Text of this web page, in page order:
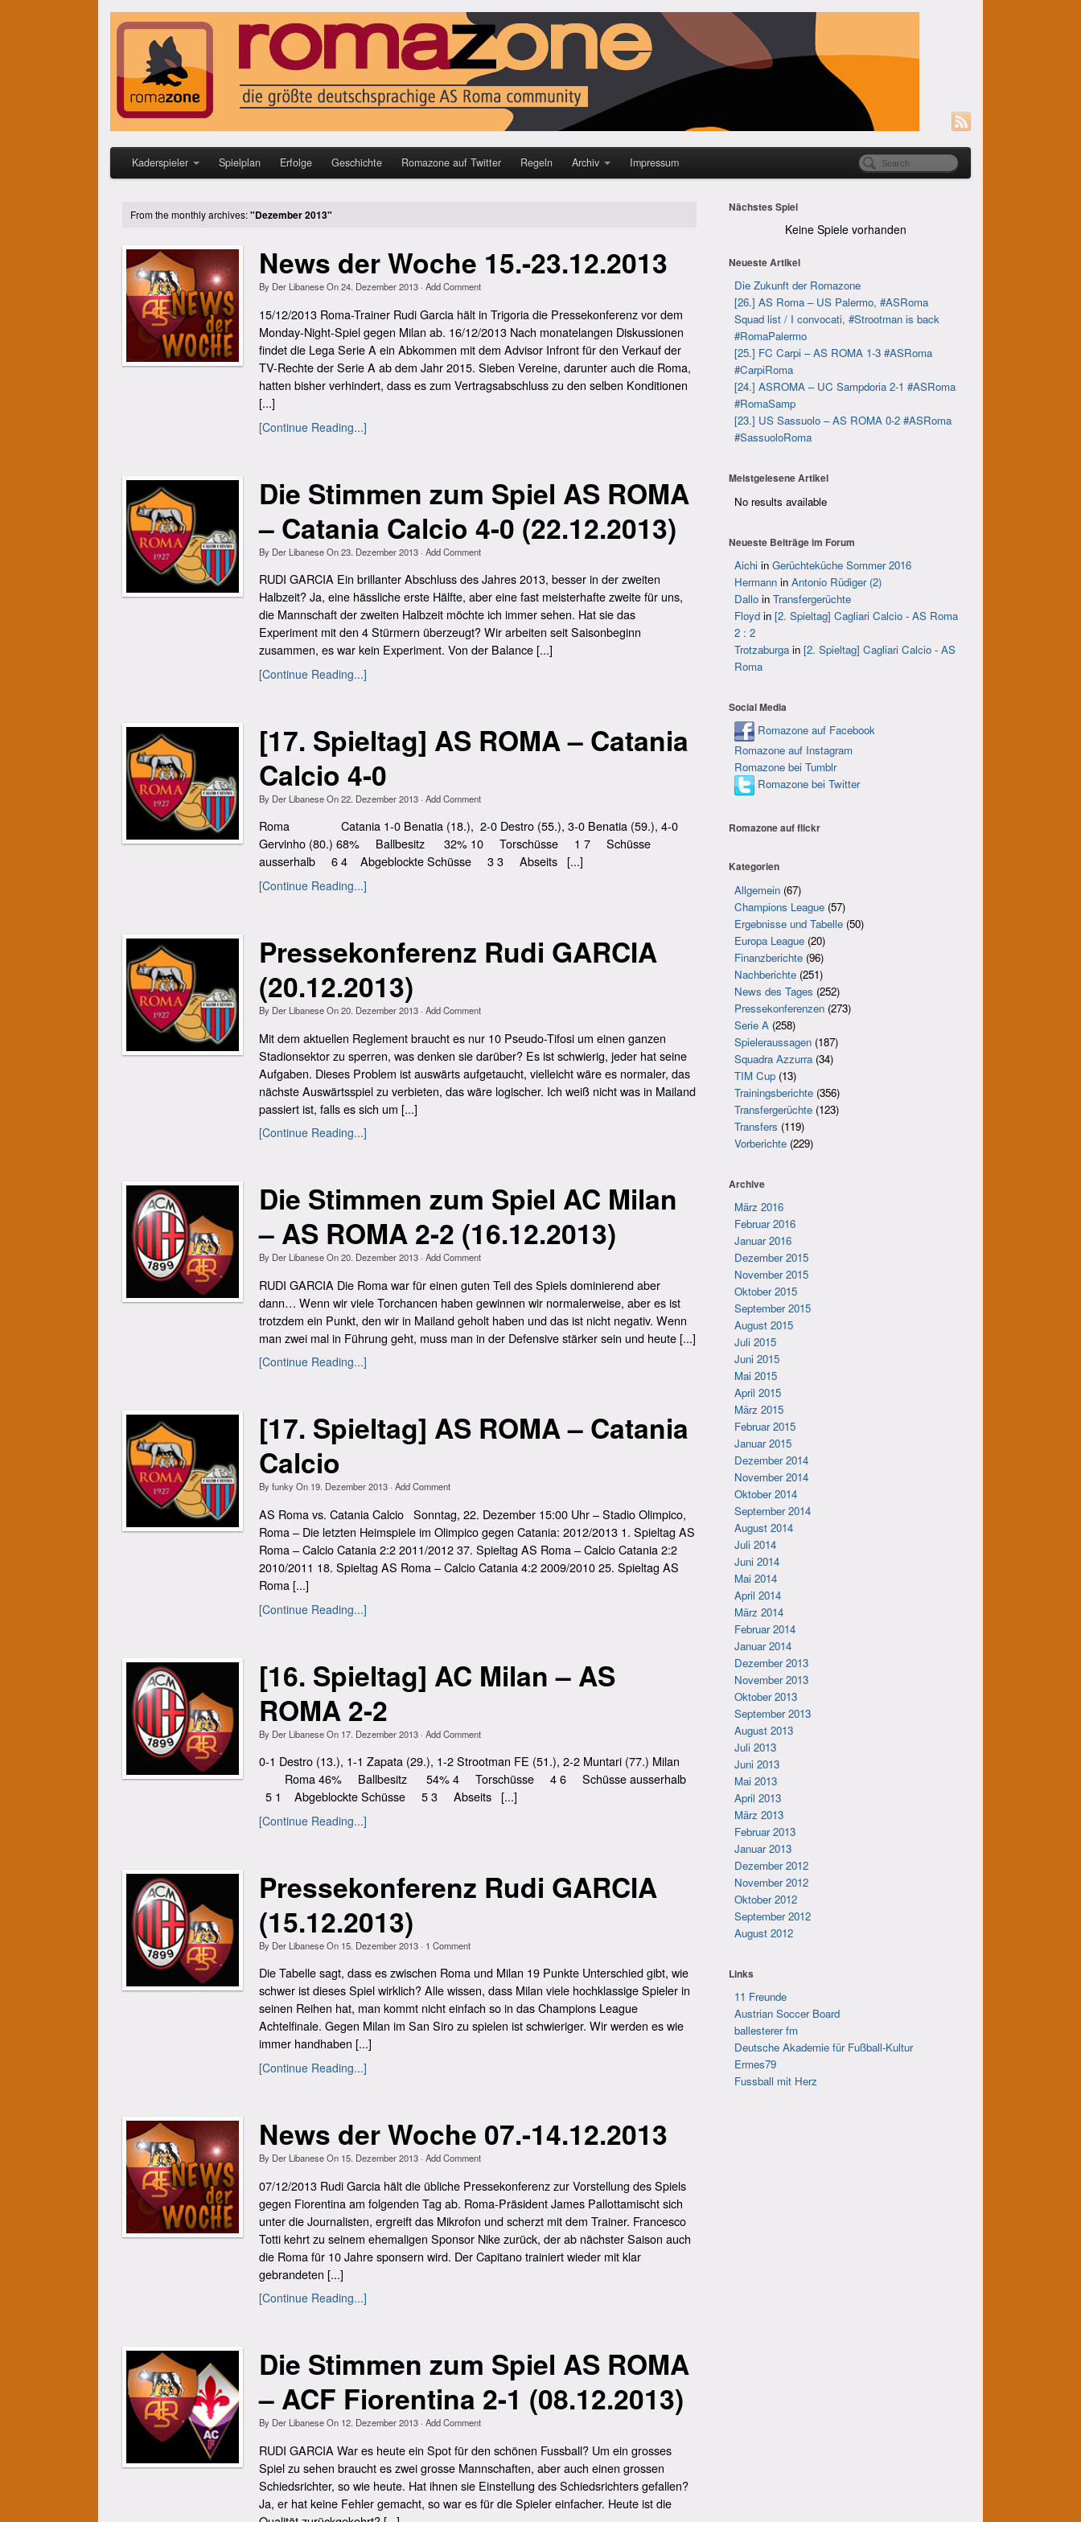
Kaderspieler Spielplan Erfolge Geschichte Romazone auf Twitter Regeln Archiv Impressum
From the monthly archives:"Dezember 2013"
News der Woche 15.-23.12.2013
By Der LibaneseOn24. Dezember 2013 · Add Comment
15/12/2013 Roma-Trainer Rudi Garcia hält in Trigoria die Pressekonferenz vor dem
Monday-Night-Spiel gegen Milan ab. 16/12/2013 Nach monatelangen Diskussionen
findet die Lega Serie A ein Abkommen mit dem Advisor Infront für den Verkauf der
TV-Rechte der Serie A ab dem Jahr 2015. Sieben Vereine, darunter auch die Roma,
hatten bisher verhindert, dass es zum Vertragsabschluss zu den selben Konditionen
[...]
[Continue Reading...]
Die Stimmen zum Spiel AS ROMA
– Catania Calcio 4-0 (22.12.2013)
By Der LibaneseOn23. Dezember 2013 · Add Comment
RUDI GARCIA Ein brillanter Abschluss des Jahres 2013, besser in der zweiten
Halbzeit? Ja, eine hässliche erste Hälfte, aber eine fast meisterhafte zweite für uns,
die Mannschaft der zweiten Halbzeit möchte ich immer sehen. Hat sie das
Experiment mit den 4 Stürmern überzeugt? Wir arbeiten seit Saisonbeginn
zusammen, es war kein Experiment. Von der Balance [...]
[Continue Reading...]
[17. Spieltag] AS ROMA – Catania
Calcio 4-0
By Der LibaneseOn22. Dezember 2013 · Add Comment
Roma Catania 1-0 Benatia (18.), 2-0 Destro (55.), 3-0 Benatia (59.), 4-0
Gervinho (80.) 68% Ballbesitz 32% 10 Torschüsse 1 7 Schüsse
ausserhalb 6 4 Abgeblockte Schüsse 3 3 Abseits [...]
[Continue Reading...]
Pressekonferenz Rudi GARCIA
(20.12.2013)
By Der LibaneseOn20. Dezember 2013 · Add Comment
Mit dem aktuellen Reglement braucht es nur 10 Pseudo-Tifosi um einen ganzen
Stadionsektor zu sperren, was denken sie darüber? Es ist schwierig, jeder hat seine
Aufgaben. Dieses Problem ist auswärts aufgetaucht, vielleicht wäre es normaler, das
nächste Auswärtsspiel zu verbieten, das wäre logischer. Ich weiß nicht was in Mailand
passiert ist, falls es sich um [...]
[Continue Reading...]
Die Stimmen zum Spiel AC Milan
– AS ROMA 2-2 (16.12.2013)
By Der LibaneseOn20. Dezember 2013 · Add Comment
RUDI GARCIA Die Roma war für einen guten Teil des Spiels dominierend aber
dann… Wenn wir viele Torchancen haben gewinnen wir normalerweise, aber es ist
trotzdem ein Punkt, den wir in Mailand geholt haben und das ist nicht negativ. Wenn
man zwei mal in Führung geht, muss man in der Defensive stärker sein und heute [...]
[Continue Reading...]
[17. Spieltag] AS ROMA – Catania
Calcio
ByfunkyOn 19. Dezember 2013 · Add Comment
AS Roma vs. Catania Calcio Sonntag, 22. Dezember 15:00 Uhr – Stadio Olimpico,
Roma – Die letzten Heimspiele im Olimpico gegen Catania: 2012/2013 1. Spieltag AS
Roma – Calcio Catania 2:2 2011/2012 37. Spieltag AS Roma – Calcio Catania 2:2
2010/2011 18. Spieltag AS Roma – Calcio Catania 4:2 2009/2010 25. Spieltag AS
Roma [...]
[Continue Reading...]
[16. Spieltag] AC Milan – AS
ROMA 2-2
By Der LibaneseOn 17. Dezember 2013 · Add Comment
0-1 Destro (13.), 1-1 Zapata (29.), 1-2 Strootman FE (51.), 2-2 Muntari (77.) Milan
Roma 46% Ballbesitz 54% 4 Torschüsse 4 6 Schüsse ausserhalb
5 1 Abgeblockte Schüsse 5 3 Abseits [...]
[Continue Reading...]
Pressekonferenz Rudi GARCIA
(15.12.2013)
By Der LibaneseOn 15. Dezember 2013 · 1 Comment
Die Tabelle sagt, dass es zwischen Roma und Milan 19 Punkte Unterschied gibt, wie
schwer ist dieses Spiel wirklich? Alle wissen, dass Milan viele hochklassige Spieler in
seinen Reihen hat, man kommt nicht einfach so in das Champions League
Achtelfinale. Gegen Milan im San Siro zu spielen ist schwieriger. Wir werden es wie
immer handhaben [...]
[Continue Reading...]
News der Woche 07.-14.12.2013
By Der LibaneseOn 15. Dezember 2013 · Add Comment
07/12/2013 Rudi Garcia hält die übliche Pressekonferenz zur Vorstellung des Spiels
gegen Fiorentina am folgenden Tag ab. Roma-Präsident James Pallottamischt sich
unter die Journalisten, ergreift das Mikrofon und scherzt mit dem Trainer. Francesco
Totti kehrt zu seinem ehemaligen Sponsor Nike zurück, der ab nächster Saison auch
die Roma für 10 Jahre sponsern wird. Der Capitano trainiert wieder mit klar
gebrandeten [...]
[Continue Reading...]
Die Stimmen zum Spiel AS ROMA
– ACF Fiorentina 2-1 (08.12.2013)
By Der LibaneseOn 12. Dezember 2013 · Add Comment
RUDI GARCIA War es heute ein Spot für den schönen Fussball? Um ein grosses
Spiel zu sehen braucht es zwei grosse Mannschaften, aber auch einen grossen
Schiedsrichter, so wie heute. Hat ihnen sie Einstellung des Schiedsrichters gefallen?
Ja, er hat keine Fehler gemacht, so war es für die Spieler einfacher. Heute ist die
Nächstes Spiel
Keine Spiele vorhanden
Neueste Artikel
Die Zukunft der Romazone
[26.] AS Roma – US Palermo, #ASRoma
Squad list / I convocati, #Strootman is back
#RomaPalermo
[25.] FC Carpi – AS ROMA 1-3 #ASRoma
#CarpiRoma
[24.] ASROMA – UC Sampdoria 2-1 #ASRoma
#RomaSamp
[23.] US Sassuolo – AS ROMA 0-2 #ASRoma
#SassuoloRoma
Meistgelesene Artikel
No results available
Neueste Beiträge im Forum
Aichi inGerüchteküche Sommer 2016
Hermann inAntonio Rüdiger (2)
Dallo inTransfergerüchte
Floyd in[2. Spieltag] Cagliari Calcio - AS Roma
2 : 2
Trotzaburga in[2. Spieltag] Cagliari Calcio - AS
Roma
Social Media
Romazone auf Facebook
Romazone auf Instagram
Romazone bei Tumblr
Romazone bei Twitter
Romazone aufflickr
Kategorien
Allgemein (67)
Champions League (57)
Ergebnisse und Tabelle (50)
Europa League (20)
Finanzberichte (96)
Nachberichte (251)
News des Tages (252)
Pressekonferenzen (273)
Serie A (258)
Spieleraussagen (187)
Squadra Azzurra (34)
TIM Cup (13)
Trainingsberichte (356)
Transfergerüchte (123)
Transfers (119)
Vorberichte (229)
Archive
März 2016
Februar 2016
Januar 2016
Dezember 2015
November 2015
Oktober 2015
September 2015
August 2015
Juli 2015
Juni 2015
Mai 2015
April 2015
März 2015
Februar 2015
Januar 2015
Dezember 2014
November 2014
Oktober 2014
September 2014
August 2014
Juli 2014
Juni 2014
Mai 2014
April 2014
März 2014
Februar 2014
Januar 2014
Dezember 2013
November 2013
Oktober 2013
September 2013
August 2013
Juli 2013
Juni 2013
Mai 2013
April 2013
März 2013
Februar 2013
Januar 2013
Dezember 2012
November 2012
Oktober 2012
September 2012
August 2012
Links
11 Freunde
Austrian Soccer Board
ballesterer fm
Deutsche Akademie für Fußball-Kultur
Ermes79
Fussball mit Herz